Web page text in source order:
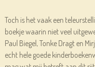
Toch is het vaak een
boekje waarin niet veel
Paul Biegel, Tonke Dragt en
echt hele goede